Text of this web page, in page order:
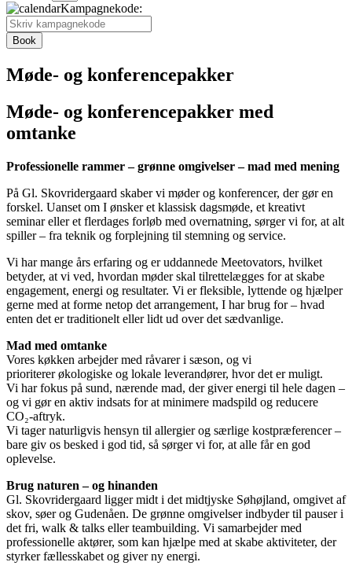
Kampagnekode:
Møde- og konference­pakker
Møde- og konferencepakker med
omtanke
Professionelle rammer – grønne omgivelser – mad med mening
På Gl. Skovridergaard skaber vi møder og konferencer, der gør en
forskel. Uanset om I ønsker et klassisk dagsmøde, et kreativt
seminar eller et flerdages forløb med overnatning, sørger vi for, at alt
spiller – fra teknik og forplejning til stemning og service.
Vi har mange års erfaring og er uddannede Meetovators, hvilket
betyder, at vi ved, hvordan møder skal tilrettelægges for at skabe
engagement, energi og resultater. Vi er fleksible, lyttende og hjælper
gerne med at forme netop det arrangement, I har brug for – hvad
enten det er traditionelt eller lidt ud over det sædvanlige.
Mad med omtanke
Vores køkken arbejder med råvarer i sæson, og vi
prioriterer økologiske og lokale leverandører, hvor det er muligt.
Vi har fokus på sund, nærende mad, der giver energi til hele dagen –
og vi gør en aktiv indsats for at minimere madspild og reducere
CO₂-aftryk.
Vi tager naturligvis hensyn til allergier og særlige kostpræferencer –
bare giv os besked i god tid, så sørger vi for, at alle får en god
oplevelse.
Brug naturen – og hinanden
Gl. Skovridergaard ligger midt i det midtjyske Søhøjland, omgivet af
skov, søer og Gudenåen. De grønne omgivelser indbyder til pauser i
det fri, walk & talks eller teambuilding. Vi samarbejder med
professionelle aktører, som kan hjælpe med at skabe aktiviteter, der
styrker fællesskabet og giver ny energi.